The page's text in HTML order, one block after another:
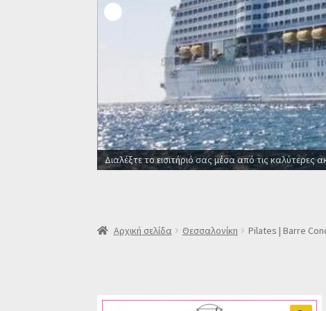
Οι καλύτερες προσφορές σε
Αρχική σελίδα Θεσσαλονίκη Pilates | Barre